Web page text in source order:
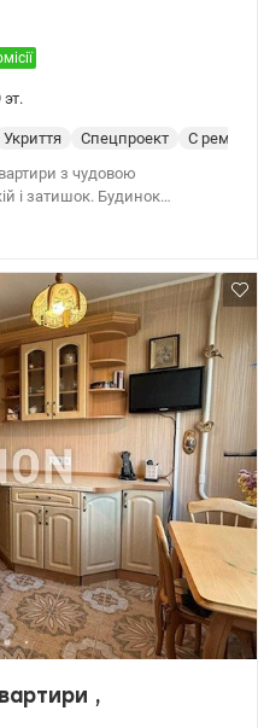
эт.
Укриття Спецпроект
С
з чудовою
і затишок. Будинок
та обігрів. Тамбур на дві
В будинку 2 ліфти,
кількох провайдерів.
і спортивними
район з
і садочки в кроковій
смак, щотижневы ярмарки,
площі дає
який район міста. Сховище у
Державні програми. Без
оберіть затишну
родини! Ціна 79900 у.о.
,